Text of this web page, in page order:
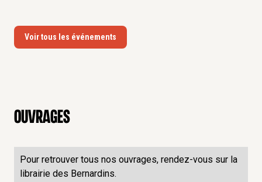
Voir tous les événements
Ouvrages
Pour retrouver tous nos ouvrages, rendez-vous sur la
librairie des Bernardins.